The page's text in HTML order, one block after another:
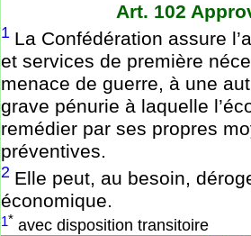
Art. 102
1 La Confédération assure
et services de première
menace de guerre, à une
grave pénurie à laquelle
remédier par ses propres
préventives.
2 Elle peut, au besoin,
économique.
1* avec disposition transitoire